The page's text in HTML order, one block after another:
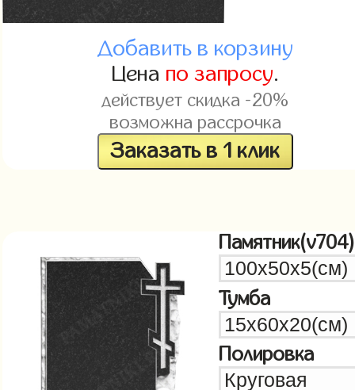
Добавить в корзину
Цена по запросу.
действует скидка -20%
возможна рассрочка
Заказать в 1 клик
Памятник(v704)
Тумба
Полировка